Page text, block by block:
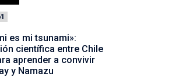
es mi tsunami»:
científica entre Chile
aprender a convivir
y Namazu